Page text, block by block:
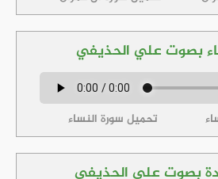
بصوت علي الحذيفي
تحميل سورة النساء
بصوت علي الحذيفي